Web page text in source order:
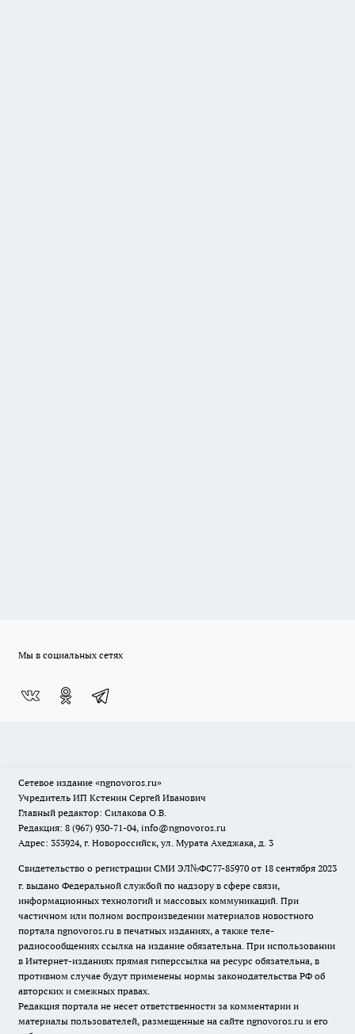
Мы в социальных сетях
Сетевое издание «ngnovoros.ru»
Учредитель ИП Кстенин Сергей Иванович
Главный редактор: Силакова О.В.
Редакция: 8 (967) 930-71-04, info@ngnovoros.ru
Адрес: 353924, г. Новороссийск, ул. Мурата Ахеджака, д. 3
Свидетельство о регистрации СМИ ЭЛ№ФС77-85970 от 18 сентября 2023
г. выдано Федеральной службой по надзору в сфере связи,
информационных технологий и массовых коммуникаций. При
частичном или полном воспроизведении материалов новостного
портала ngnovoros.ru в печатных изданиях, а также теле-
радиосообщениях ссылка на издание обязательна. При использовании
в Интернет-изданиях прямая гиперссылка на ресурс обязательна, в
противном случае будут применены нормы законодательства РФ об
авторских и смежных правах.
Редакция портала не несет ответственности за комментарии и
материалы пользователей, размещенные на сайте ngnovoros.ru и его